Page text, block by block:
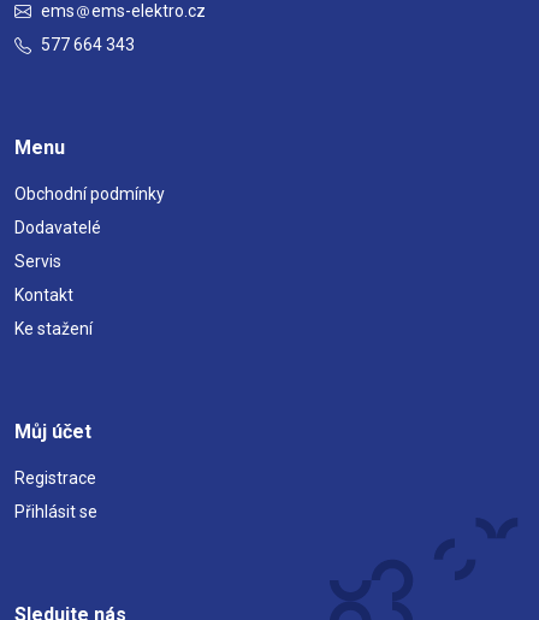
ems
ems-elektro.cz
577 664 343
Menu
Obchodní podmínky
Dodavatelé
Servis
Kontakt
Ke stažení
Můj účet
Registrace
Přihlásit se
Sledujte nás